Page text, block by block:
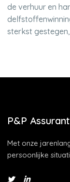
de verhuur en
sterkst
P&P
Met onze
persoonlijke